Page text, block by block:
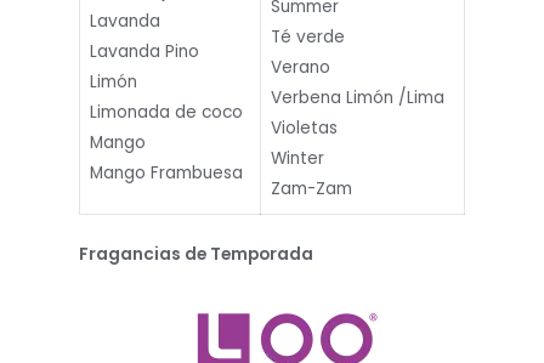
Lavanda
Lavanda Pino
Limón
Limonada de coco
Mango
Mango Frambuesa
Summer
Té verde
Verano
Verbena Limón /Lima
Violetas
Winter
Zam-Zam
Fragancias de Temporada